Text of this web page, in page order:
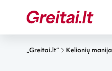
„Greitai.lt“ Kelionių manija